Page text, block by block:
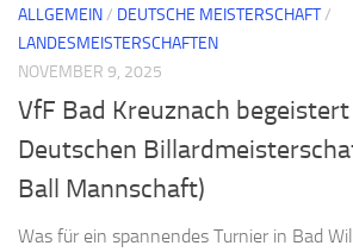
ALLGEMEIN/ DEUTSCHE MEISTERSCHAFT/
LANDESMEISTERSCHAFTEN
NOVEMBER 9, 2025
VfF Bad Kreuznach
Deutschen
Ball Mannschaft)
Was für ein spannendes Turnier in Bad